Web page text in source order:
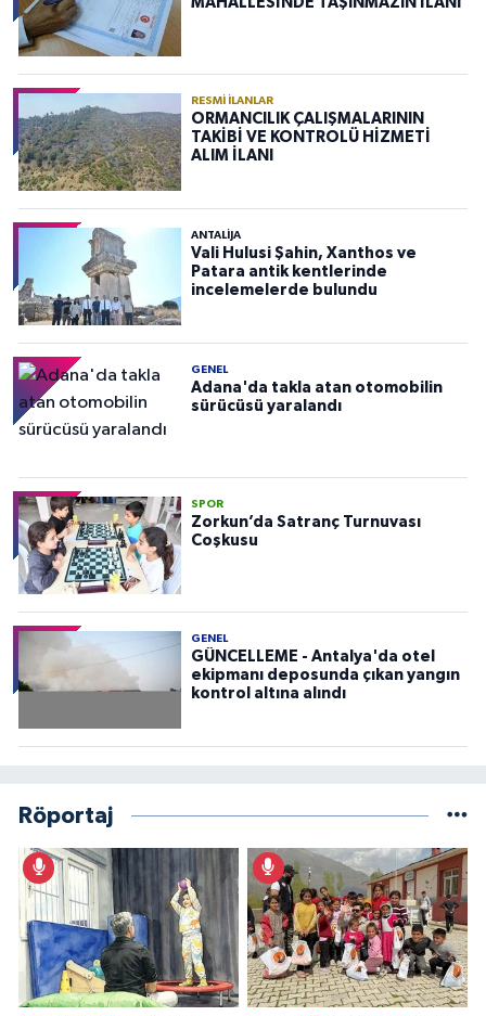
RESMI İLANLAR
ORMANCILIK ÇALIŞMALARININ
TAKİBİ VE KONTROLÜ HİZMETİ
ALIM İLANI
ANTALIJA
Vali Hulusi Şahin, Xanthos ve
Patara antik kentlerinde
incelemelerde bulundu
GENEL
Adana'da takla atan otomobilin
sürücüsü yaralandı
SPOR
Zorkun’da Satranç Turnuvası
Coşkusu
GENEL
GÜNCELLEME - Antalya'da otel
ekipmanı deposunda çıkan yangın
kontrol altına alındı
Röportaj